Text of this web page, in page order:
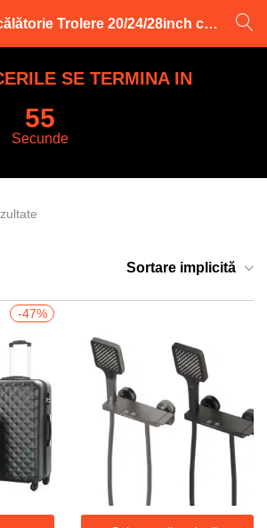
set Valize de călătorie Trolere 20/24/28inch cu roți gri
INREGISTRARE
utilizator și parola pentru a va autentifica.
Logare
Parola uitata?
SE TERMINA IN
55
Secunde
Sortare implicită
-47%